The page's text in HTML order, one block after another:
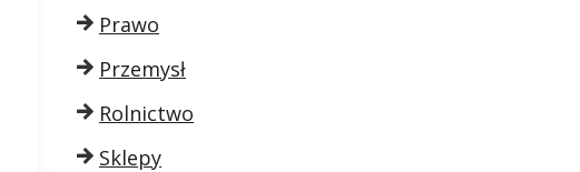
Prawo
Przemysł
Rolnictwo
Sklepy